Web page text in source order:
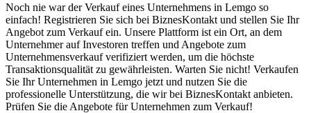
Noch nie war der Verkauf eines Unternehmens in Lemgo so
einfach! Registrieren Sie sich bei BiznesKontakt und stellen Sie Ihr
Angebot zum Verkauf ein. Unsere Plattform ist ein Ort, an dem
Unternehmer auf Investoren treffen und Angebote zum
Unternehmensverkauf verifiziert werden, um die höchste
Transaktionsqualität zu gewährleisten. Warten Sie nicht! Verkaufen
Sie Ihr Unternehmen in Lemgo jetzt und nutzen Sie die
professionelle Unterstützung, die wir bei BiznesKontakt anbieten.
Prüfen Sie die Angebote für Unternehmen zum Verkauf!